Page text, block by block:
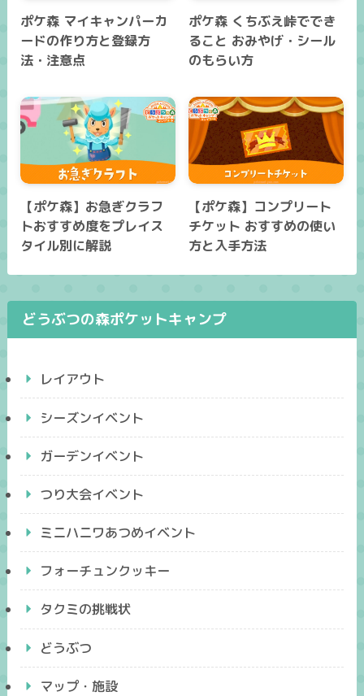
ポケ森 マイキャンパーカ
ードの作り方と登録方
法・注意点
ポケ森 くちぶえ峠ででき
ること おみやげ・シール
のもらい方
【ポケ森】お急ぎクラフ
トおすすめ度をプレイス
タイル別に解説
【ポケ森】コンプリート
チケット おすすめの使い
方と入手方法
どうぶつの森ポケットキャンプ
レイアウト
シーズンイベント
ガーデンイベント
つり大会イベント
ミニハニワあつめイベント
フォーチュンクッキー
タクミの挑戦状
どうぶつ
マップ・施設